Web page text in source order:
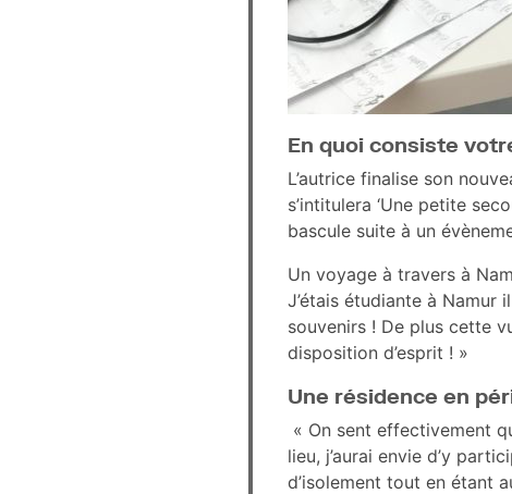
En quoi consiste
L’autrice finalise son
s’intitulera ‘Une petite
bascule suite à un
Un voyage à travers à
J’étais étudiante à Namur
souvenirs ! De plus cette
disposition d’esprit ! »
Une résidence en
« On sent effectivement
lieu, j’aurai envie d’y
d’isolement tout en étant